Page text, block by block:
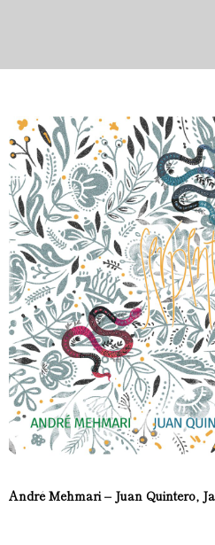
André Mehmari – Juan Quintero,